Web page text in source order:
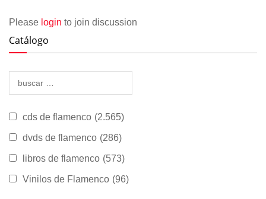
Please login to join discussion
Catálogo
cds de flamenco (2.565)
dvds de flamenco (286)
libros de flamenco (573)
Vinilos de Flamenco (96)